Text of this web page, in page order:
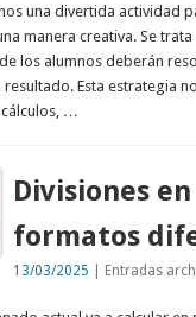
una divertida actividad
manera creativa. Se
los alumnos deberán
Esta estrategia
cálculos, …
Divisiones
formatos
13/03/2025 | Entradas